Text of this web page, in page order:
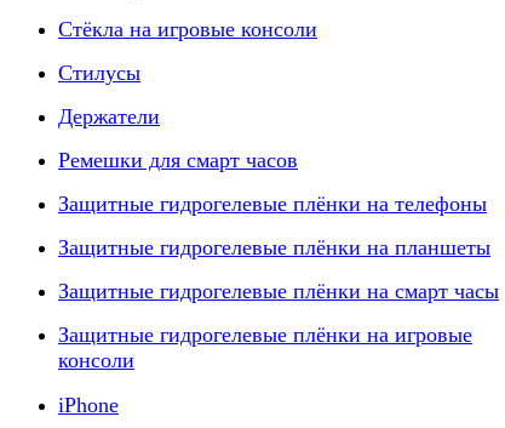
Стёкла на игровые консоли
Стилусы
Держатели
Ремешки для смарт часов
Защитные гидрогелевые плёнки на телефоны
Защитные гидрогелевые плёнки на планшеты
Защитные гидрогелевые плёнки на смарт часы
Защитные гидрогелевые плёнки на игровые
консоли
iPhone